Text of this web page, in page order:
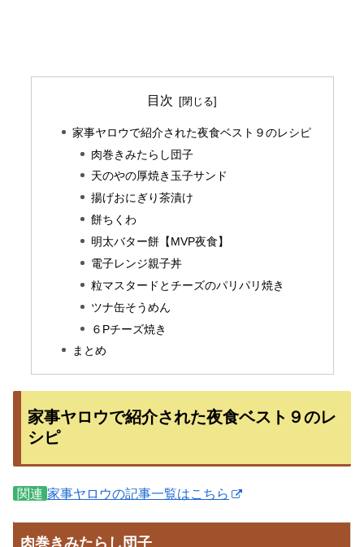
目次
家事ヤロウで紹介された夜食ベスト９のレシピ
肉巻きみたらし団子
天のやの厚焼き玉子サンド
揚げおにぎり茶漬け
餅ちくわ
明太バター餅【MVP夜食】
電子レンジ親子丼
粒マスタードとチーズのパリパリ焼き
ツナ缶そうめん
６Pチーズ焼き
まとめ
家事ヤロウで紹介された夜食ベスト９のレ
シピ
関連 家事ヤロウの記事一覧はこちら
肉巻きみたらし団子